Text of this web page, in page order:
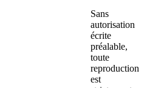
Sans
autorisation
écrite
préalable,
toute
reproduction
est